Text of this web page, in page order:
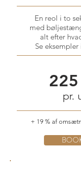
En reol i to
med
alt efter
Se eksempler
pr.
+ 19 % af